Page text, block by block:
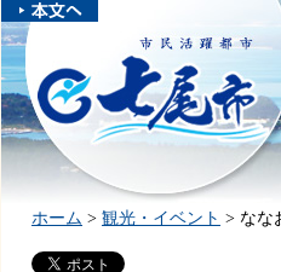
本文へスキ
ップしま
す。
市民活躍都市 七尾市
ホーム > 観光・イベント > なな